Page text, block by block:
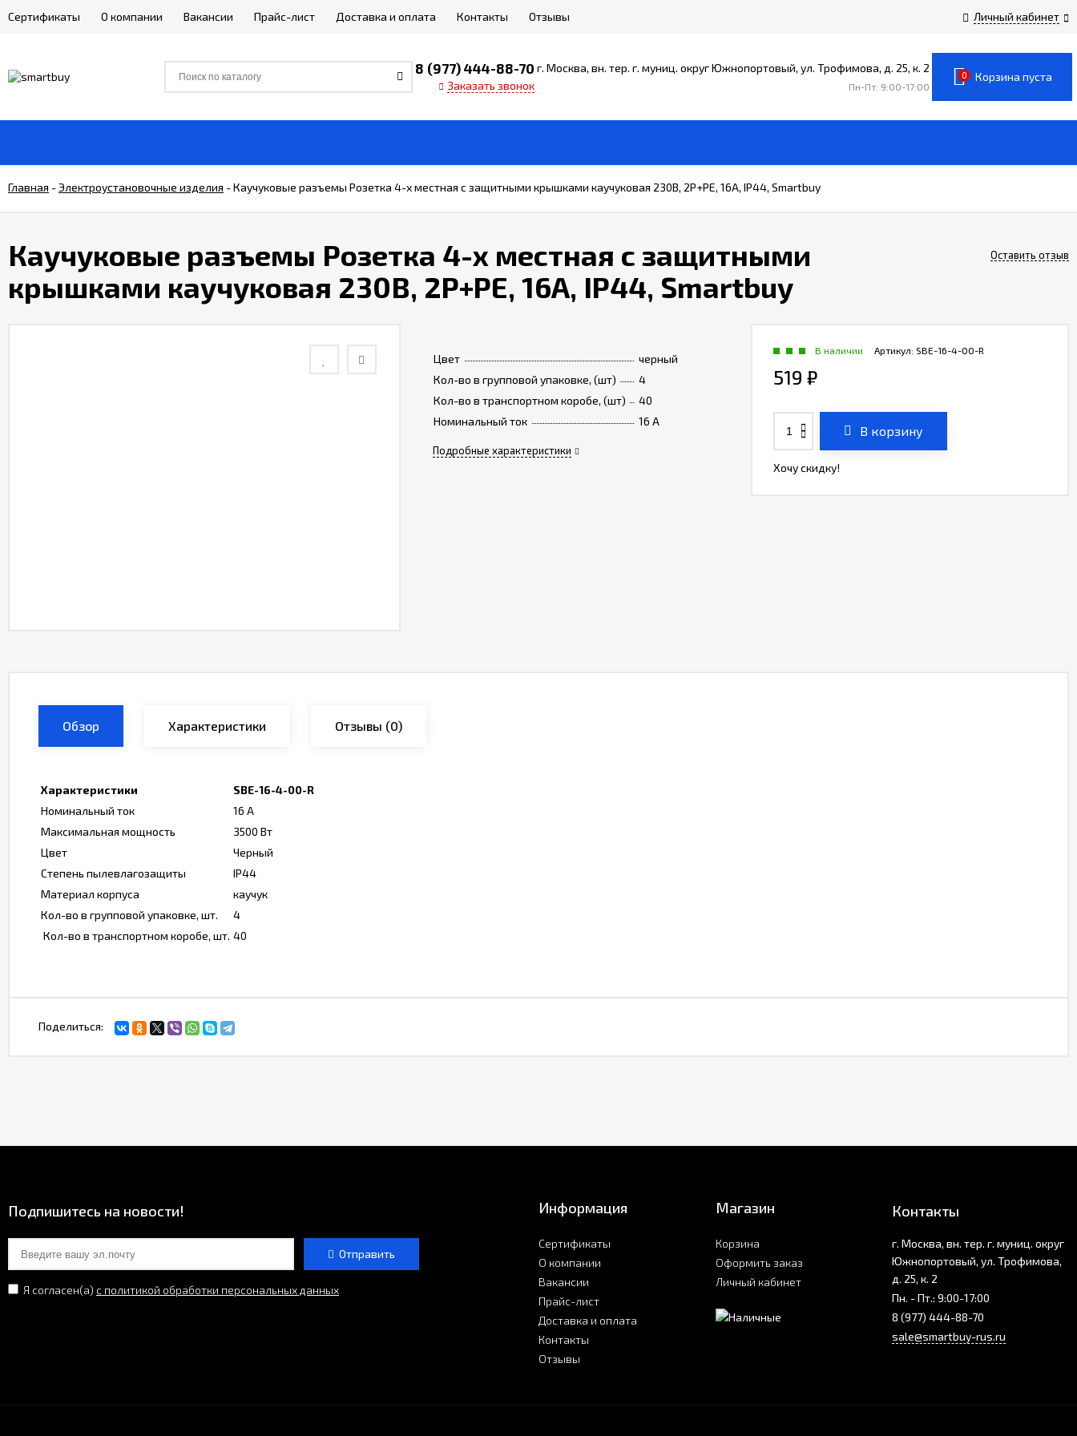
Личный кабинет
Сертификаты О компании Вакансии Прайс-лист Доставка и оплата Контакты Отзывы
8 (977) 444-88-70
Заказать звонок
г. Москва, вн. тер. г. муниц. округ Южнопортовый, ул. Трофимова, д. 25, к. 2
Пн-Пт: 9:00-17:00
0 Корзина пуста
Главная -Электроустановочные изделия -Каучуковые разъемы Розетка 4-х местная с защитными крышками каучуковая 230В, 2P+PE, 16A, IP44, Smartbuy
Каучуковые разъемы Розетка 4-х местная с защитными
крышками каучуковая 230В, 2P+PE, 16A, IP44, Smartbuy
Оставить отзыв
Цвет
черный
Кол-во в групповой упаковке, (шт)
4
Кол-во в транспортном коробе, (шт)
40
Номинальный ток
16 A
Подробные характеристики
Артикул: SBE-16-4-00-R
В наличии
519 ₽
В корзину
Хочу скидку!
Обзор Характеристики Отзывы (0)
Характеристики
SBE-16-4-00-R
Номинальный ток
16 А
Максимальная мощность
3500 Вт
Цвет
Черный
Степень пылевлагозащиты
IP44
Материал корпуса
каучук
Кол-во в групповой упаковке, шт.
4
Кол-во в транспортном коробе, шт. 40
Поделиться:
Подпишитесь на новости!
Отправить
Я согласен(a) с политикой обработки персональных данных
Информация
Сертификаты
О компании
Вакансии
Прайс-лист
Доставка и оплата
Контакты
Отзывы
Магазин
Корзина
Оформить заказ
Личный кабинет
Контакты
г. Москва, вн. тер. г. муниц. округ
Южнопортовый, ул. Трофимова,
д. 25, к. 2
Пн. - Пт.: 9:00-17:00
8 (977) 444-88-70
sale@smartbuy-rus.ru